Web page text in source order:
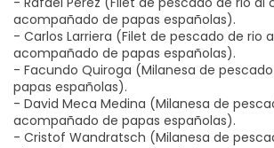
acompañado de papas españolas).
- Carlos Larriera (Filet de pescado de rio
acompañado de papas españolas).
- Facundo Quiroga (Milanesa de
papas españolas).
- David Meca Medina (Milanesa de
acompañado de papas españolas).
- Cristof Wandratsch (Milanesa de